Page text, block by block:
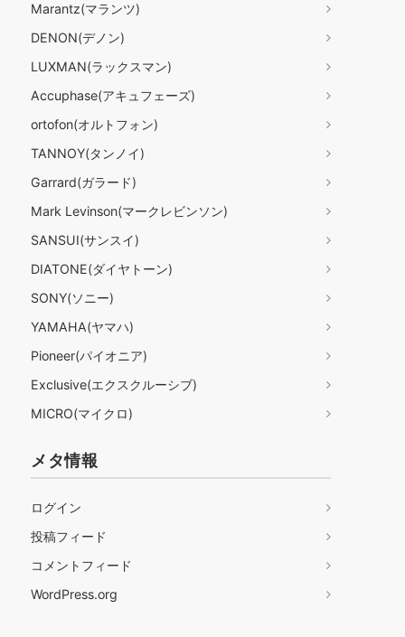
Marantz(マランツ)
DENON(デノン)
LUXMAN(ラックスマン)
Accuphase(アキュフェーズ)
ortofon(オルトフォン)
TANNOY(タンノイ)
Garrard(ガラード)
Mark Levinson(マークレビンソン)
SANSUI(サンスイ)
DIATONE(ダイヤトーン)
SONY(ソニー)
YAMAHA(ヤマハ)
Pioneer(パイオニア)
Exclusive(エクスクルーシブ)
MICRO(マイクロ)
メタ情報
ログイン
投稿フィード
コメントフィード
WordPress.org